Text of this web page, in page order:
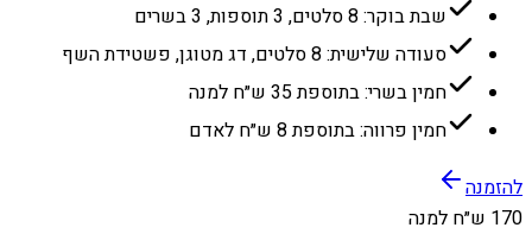
שבת בוקר: 8 סלטים, 3 תוספות, 3 בשרים
סעודה שלישית: 8 סלטים, דג מטוגן, פשטידת השף
חמין בשרי: בתוספת 35 ש״ח למנה
חמין פרווה: בתוספת 8 ש״ח לאדם
להזמנה
170 ש״ח למנה